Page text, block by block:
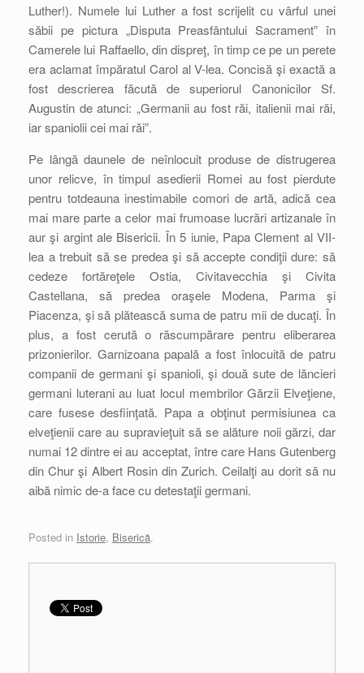
Luther!). Numele lui Luther a fost scrijelit cu vârful unei
săbii pe pictura „Disputa Preasfântului Sacrament” în
Camerele lui Raffaello, din dispreţ, în timp ce pe un perete
era aclamat împăratul Carol al V-lea. Concisă şi exactă a
fost descrierea făcută de superiorul Canonicilor Sf.
Augustin de atunci: „Germanii au fost răi, italienii mai răi,
iar spaniolii cei mai răi”.
Pe lângă daunele de neînlocuit produse de distrugerea
unor relicve, în timpul asedierii Romei au fost pierdute
pentru totdeauna inestimabile comori de artă, adică cea
mai mare parte a celor mai frumoase lucrări artizanale în
aur şi argint ale Bisericii. În 5 iunie, Papa Clement al VII-
lea a trebuit să se predea şi să accepte condiţii dure: să
cedeze fortăreţele Ostia, Civitavecchia şi Civita
Castellana, să predea oraşele Modena, Parma şi
Piacenza, şi să plătească suma de patru mii de ducaţi. În
plus, a fost cerută o răscumpărare pentru eliberarea
prizonierilor. Garnizoana papală a fost înlocuită de patru
companii de germani şi spanioli, şi două sute de lăncieri
germani luterani au luat locul membrilor Gărzii Elveţiene,
care fusese desfiinţată. Papa a obţinut permisiunea ca
elveţienii care au supravieţuit să se alăture noii gărzi, dar
numai 12 dintre ei au acceptat, între care Hans Gutenberg
din Chur şi Albert Rosin din Zurich. Ceilalţi au dorit să nu
aibă nimic de-a face cu detestaţii germani.
Posted in Istorie, Biserică.